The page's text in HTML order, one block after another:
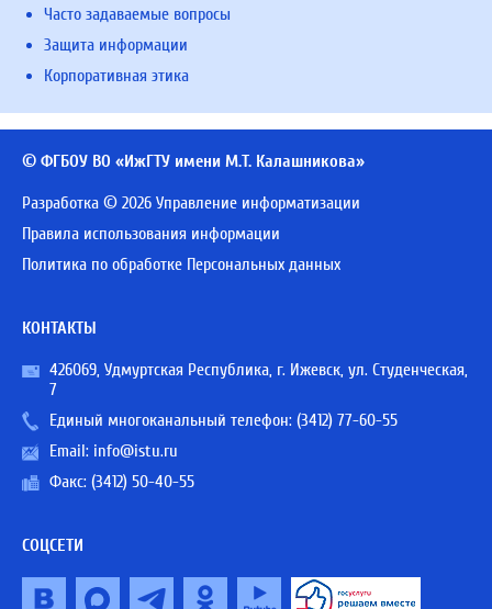
Часто задаваемые вопросы
Защита информации
Корпоративная этика
© ФГБОУ ВО «ИжГТУ имени М.Т. Калашникова»
Разработка © 2026 Управление информатизации
Правила использования информации
Политика по обработке Персональных данных
КОНТАКТЫ
426069, Удмуртская Республика, г. Ижевск, ул. Студенческая,
7
Единый многоканальный телефон: (3412) 77-60-55
Email: info@istu.ru
Факс: (3412) 50-40-55
СОЦСЕТИ